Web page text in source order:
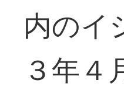
内のイ
３年４